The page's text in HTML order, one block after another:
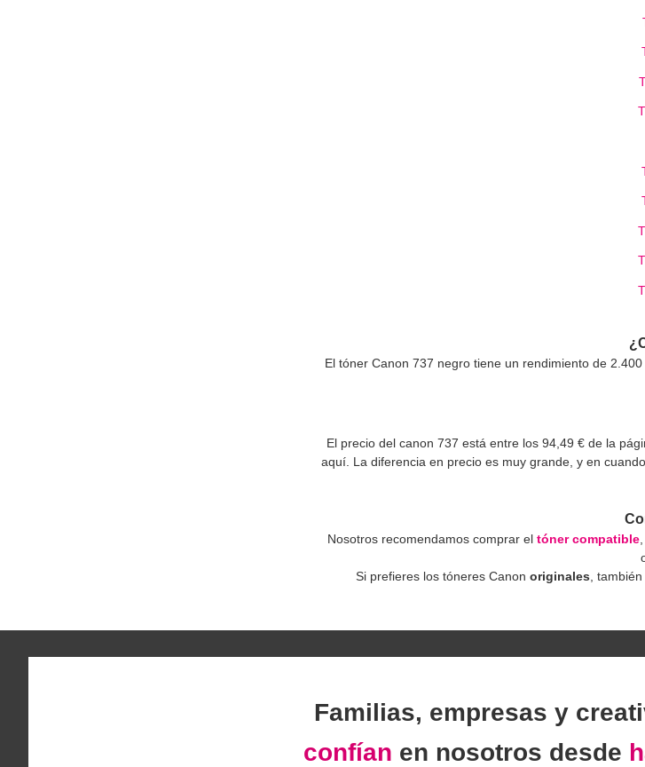
El tóner Canon 737 negro tiene un rendimiento de
El precio del canon 737 está entre los 94,49 € de la
aquí. La diferencia en precio es muy grande, y en
Nosotros recomendamos comprar el tóner compatible
Si prefieres los tóneres Canon originales ,
Familias, empresas y
confían en nosotros desde